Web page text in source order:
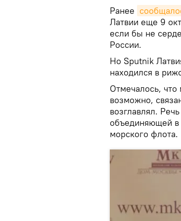
Ранее
Латвии еще 9
если бы не
России.
Но Sputnik
находился в
Отмечалось,
возможно,
возглавлял.
объединяющей в
морского флота.